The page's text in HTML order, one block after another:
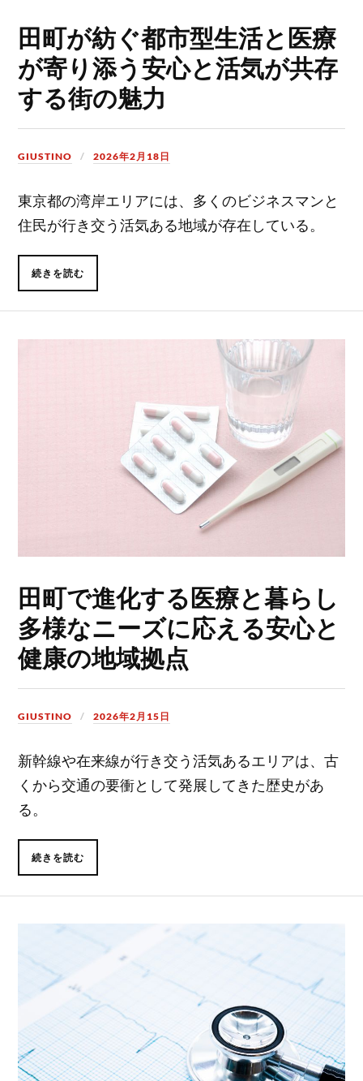
田町が紡ぐ都市型生活と医療
が寄り添う安心と活気が共存
する街の魅力
GIUSTINO 2026年2月18日
東京都の湾岸エリアには、多くのビジネスマンと
住民が行き交う活気ある地域が存在している。
続きを読む
田町で進化する医療と暮らし
多様なニーズに応える安心と
健康の地域拠点
GIUSTINO 2026年2月15日
新幹線や在来線が行き交う活気あるエリアは、古
くから交通の要衝として発展してきた歴史があ
る。
続きを読む